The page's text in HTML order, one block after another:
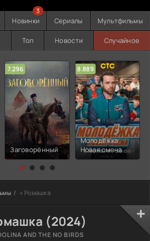
Новинки
3
Сериалы Мультфильмы
Топ Новости Случайное
7.296
Заговорённый
8.889
Молодёжка:
Новая смена
» Ромашка
(2024)
AND THE NO BIRDS